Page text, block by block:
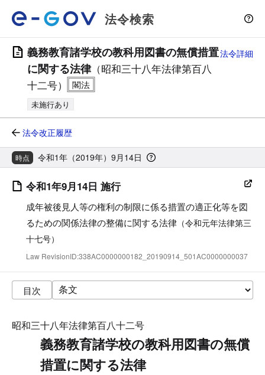
法令検索
義務教育諸学校の教科用図書の無償措置
に関する法律（昭和三十八年法律第百八
十二号）
未施行あり
法令詳細
法令改正履歴
時点 令和1年（2019年）9月14日
令和1年9月14日 施行
成年被後見人等の権利の制限に係る措置の適正化等を図
るための関係法律の整備に関する法律 （令和元年法律第三
十七号）
Law RevisionID:338AC0000000182_20190914_501AC0000000037
目次
昭和三十八年法律第百八十二号
義務教育諸学校の教科用図書の無償
措置に関する法律